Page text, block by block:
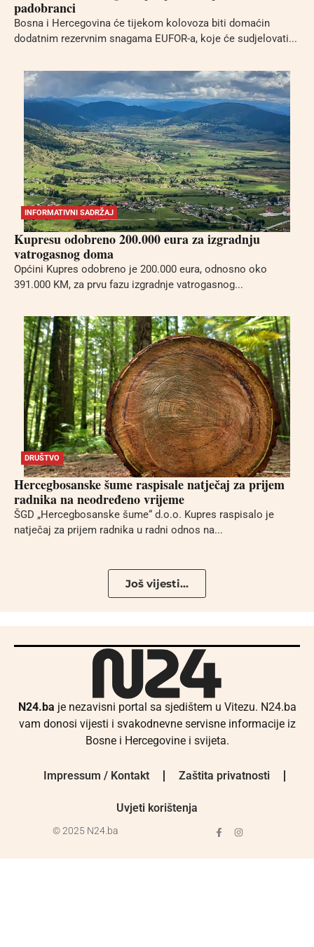
padobranci
Bosna i Hercegovina će tijekom kolovoza biti domaćin
dodatnim rezervnim snagama EUFOR-a, koje će sudjelovati...
INFORMATIVNI SADRŽAJ
Kupresu odobreno 200.000 eura za izgradnju
vatrogasnog doma
Općini Kupres odobreno je 200.000 eura, odnosno oko
391.000 KM, za prvu fazu izgradnje vatrogasnog...
DRUŠTVO
Hercegbosanske šume raspisale natječaj za prijem
radnika na neodređeno vrijeme
ŠGD „Hercegbosanske šume“ d.o.o. Kupres raspisalo je
natječaj za prijem radnika u radni odnos na...
Još vijesti...
N24.ba je nezavisni portal sa sjedištem u Vitezu. N24.ba
vam donosi vijesti i svakodnevne servisne informacije iz
Bosne i Hercegovine i svijeta.
Impressum / Kontakt Zaštita privatnosti
Uvjeti korištenja
© 2025 N24.ba